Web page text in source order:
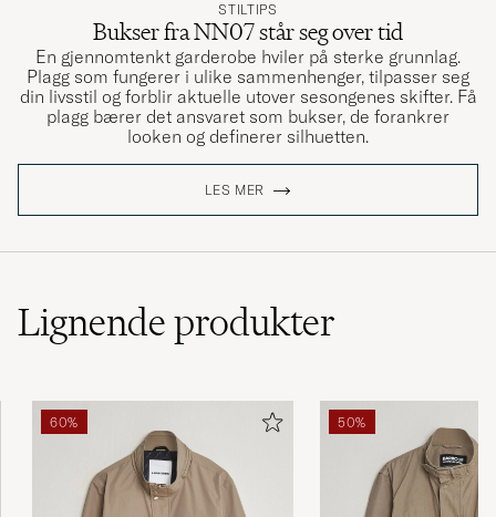
STILTIPS
Bukser fra NN07 står seg over tid
En gjennomtenkt garderobe hviler på sterke grunnlag.
Plagg som fungerer i ulike sammenhenger, tilpasser seg
din livsstil og forblir aktuelle utover sesongenes skifter. Få
plagg bærer det ansvaret som bukser, de forankrer
looken og definerer silhuetten.
LES MER
Lignendeprodukter
60% 50%